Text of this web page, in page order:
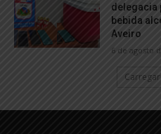
delegacia
bebida
Aveiro
6 de agosto